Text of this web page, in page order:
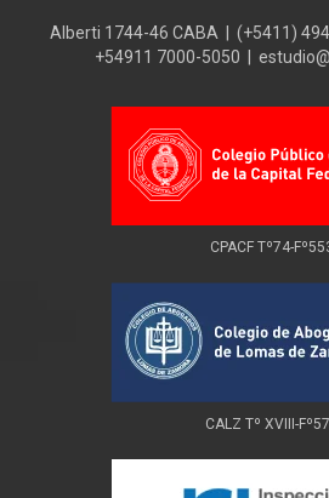
Alberti 1744-46 CABA | (+5411)
+54911 7000-5050 |
CPACF Tº74-
CALZ Tº XVIII-